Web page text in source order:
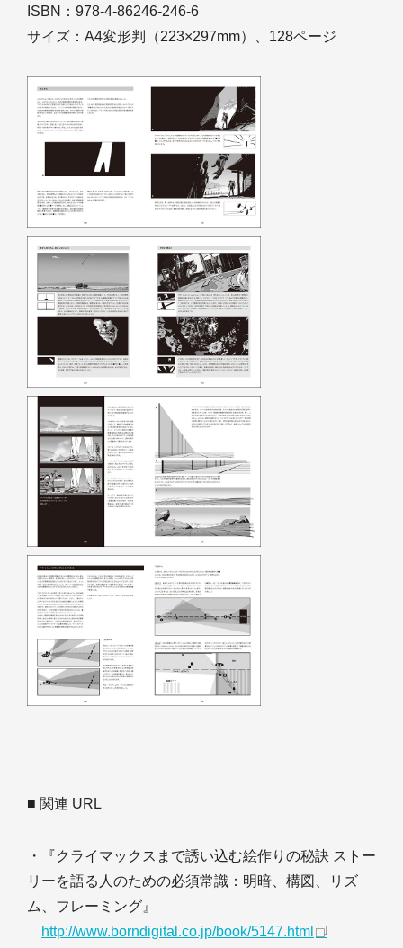
ISBN：978-4-86246-246-6
サイズ：A4変形判（223×297mm）、128ページ
■ 関連 URL
・『クライマックスまで誘い込む絵作りの秘訣 ストー
リーを語る人のための必須常識：明暗、構図、リズ
ム、フレーミング』
http://www.borndigital.co.jp/book/5147.html